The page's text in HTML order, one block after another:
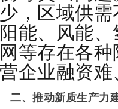
少，区域供
阳能、风能
网等存在各
营企业融资
二、推动新质生产力